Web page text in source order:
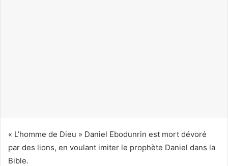
l
« L’homme de Dieu » Daniel Ebodunrin est mort dévoré
par des lions, en voulant imiter le prophète Daniel dans la
Bible.